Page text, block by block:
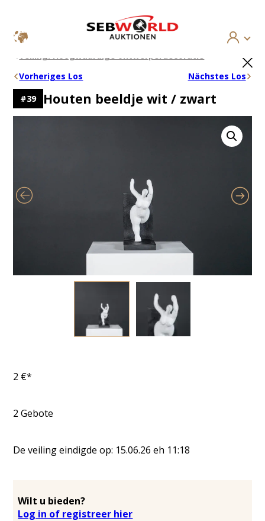
naar
inhoud
Veiling: Hoogwaardige ontwerperdecoratie
Vorheriges Los
Nächstes Los
#39 Houten beeldje wit / zwart
2 €*
2 Gebote
De veiling eindigde op: 15.06.26 eh 11:18
Wilt u bieden?
Log in of registreer hier
×